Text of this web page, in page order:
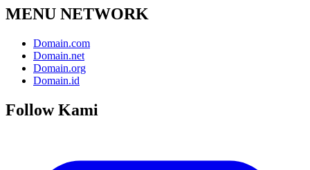
MENU NETWORK
Domain.com
Domain.net
Domain.org
Domain.id
Follow Kami